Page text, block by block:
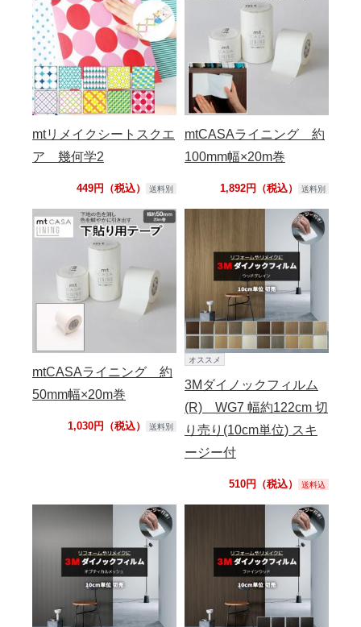
mtリメイクシートスクエ
ア 幾何学2
449円（税込） 送料別
mtCASAライニング 約
100mm幅×20m巻
1,892円（税込） 送料別
mtCASAライニング 約
50mm幅×20m巻
1,030円（税込） 送料別
オススメ
3Mダイノックフィルム
(R) WG7 幅約122cm 切
り売り(10cm単位) スキ
ージー付
510円（税込） 送料込